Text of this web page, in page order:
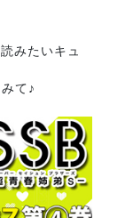
みたいキュ
て♪